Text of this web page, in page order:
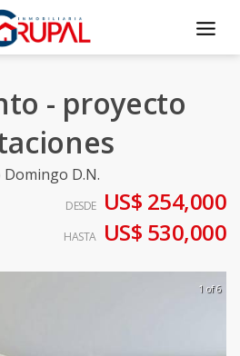
- proyecto
Domingo D.N.
DESDE US$ 254,000
HASTA US$ 530,000
1 of 6